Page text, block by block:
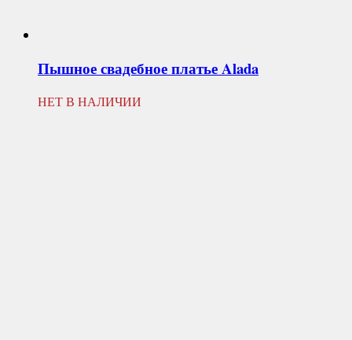
Пышное свадебное платьеAlada
НЕТ В НАЛИЧИИ